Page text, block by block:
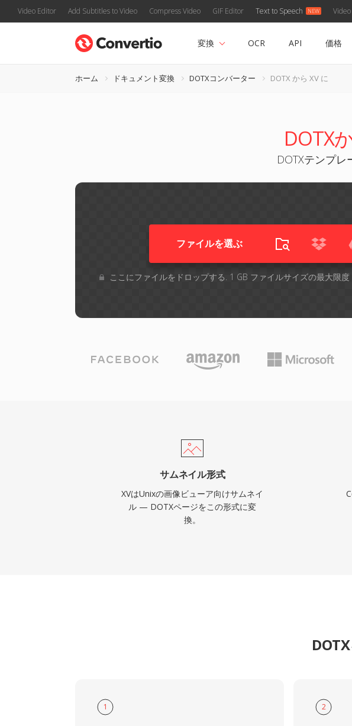
Video Editor Add Subtitles to Video Compress Video GIF Editor Text to Speech
変換 OCR API 価格
ホーム ドキュメント変換 DOTXコンバーター DOTX から XV に
DOTX
DOTXテンプ
ファイルを選ぶ
ここにファイルをドロップする. 1 GB ファイルサイズの最大限度
サムネイル形式
XVはUnixの画像ビューア向けサムネイ
ル — DOTXページをこの形式に変
換。
1 2